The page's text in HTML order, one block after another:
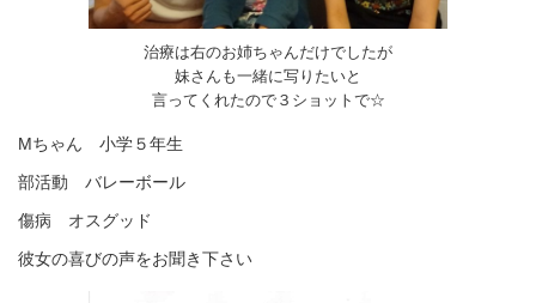
治療は右のお姉ちゃんだけでしたが
妹さんも一緒に写りたいと
言ってくれたので３ショットで☆
Mちゃん 小学５年生
部活動 バレーボール
傷病 オスグッド
彼女の喜びの声をお聞き下さい